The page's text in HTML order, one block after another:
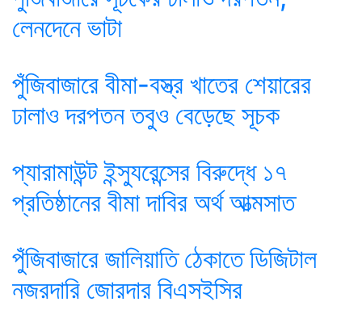
লেনদেনে ভাটা
পুঁজিবাজারে বীমা-বস্ত্র খাতের শেয়ারের
ঢালাও দরপতন তবুও বেড়েছে সূচক
প্যারামাউন্ট ইন্স্যুরেন্সের বিরুদ্ধে ১৭
প্রতিষ্ঠানের বীমা দাবির অর্থ আত্মসাত
পুঁজিবাজারে জালিয়াতি ঠেকাতে ডিজিটাল
নজরদারি জোরদার বিএসইসির